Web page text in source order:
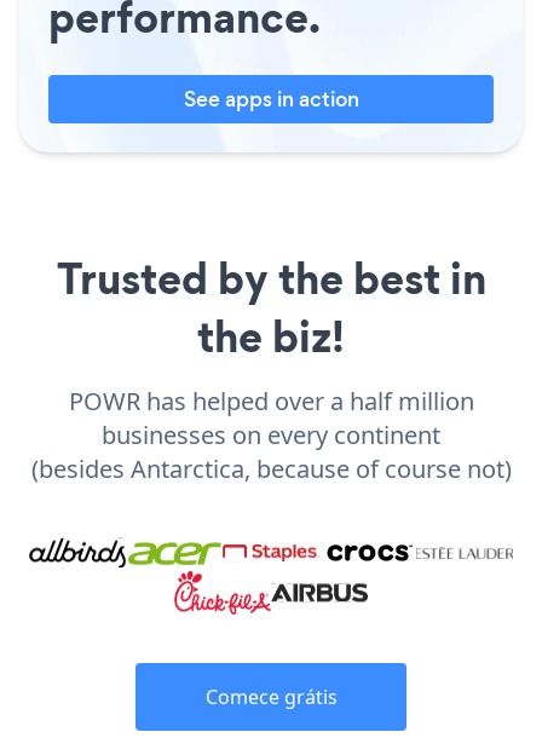
performance.
See apps in action
Trusted by the best in
the biz!
POWR has helped over a half million
businesses on every continent
(besides Antarctica, because of course not)
Comece grátis